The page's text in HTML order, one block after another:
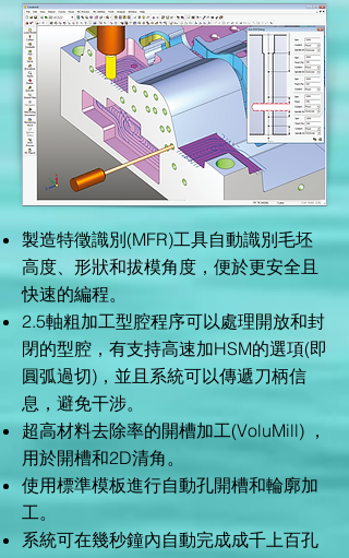
製造特徵識別(MFR)工具自動識別毛坯
高度、形狀和拔模角度，便於更安全且
快速的編程。
2.5軸粗加工型腔程序可以處理開放和封
閉的型腔，有支持高速加HSM的選項(即
圓弧過切)，並且系統可以傳遞刀柄信
息，避免干涉。
超高材料去除率的開槽加工(VoluMill) ，
用於開槽和2D清角。
使用標準模板進行自動孔開槽和輪廓加
工。
系統可在幾秒鐘內自動完成成千上百孔